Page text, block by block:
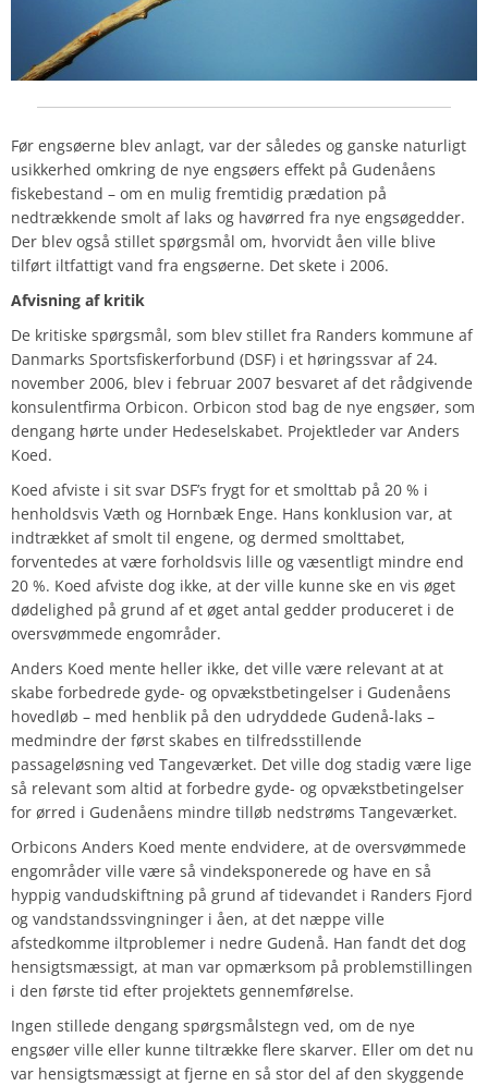
Før engsøerne blev anlagt, var der således og ganske naturligt
usikkerhed omkring de nye engsøers effekt på Gudenåens
fiskebestand – om en mulig fremtidig prædation på
nedtrækkende smolt af laks og havørred fra nye engsøgedder.
Der blev også stillet spørgsmål om, hvorvidt åen ville blive
tilført iltfattigt vand fra engsøerne. Det skete i 2006.
Afvisning af kritik
De kritiske spørgsmål, som blev stillet fra Randers kommune af
Danmarks Sportsfiskerforbund (DSF) i et høringssvar af 24.
november 2006, blev i februar 2007 besvaret af det rådgivende
konsulentfirma Orbicon. Orbicon stod bag de nye engsøer, som
dengang hørte under Hedeselskabet. Projektleder var Anders
Koed.
Koed afviste i sit svar DSF’s frygt for et smolttab på 20 % i
henholdsvis Væth og Hornbæk Enge. Hans konklusion var, at
indtrækket af smolt til engene, og dermed smolttabet,
forventedes at være forholdsvis lille og væsentligt mindre end
20 %. Koed afviste dog ikke, at der ville kunne ske en vis øget
dødelighed på grund af et øget antal gedder produceret i de
oversvømmede engområder.
Anders Koed mente heller ikke, det ville være relevant at at
skabe forbedrede gyde- og opvækstbetingelser i Gudenåens
hovedløb – med henblik på den udryddede Gudenå-laks –
medmindre der først skabes en tilfredsstillende
passageløsning ved Tangeværket. Det ville dog stadig være lige
så relevant som altid at forbedre gyde- og opvækstbetingelser
for ørred i Gudenåens mindre tilløb nedstrøms Tangeværket.
Orbicons Anders Koed mente endvidere, at de oversvømmede
engområder ville være så vindeksponerede og have en så
hyppig vandudskiftning på grund af tidevandet i Randers Fjord
og vandstandssvingninger i åen, at det næppe ville
afstedkomme iltproblemer i nedre Gudenå. Han fandt det dog
hensigtsmæssigt, at man var opmærksom på problemstillingen
i den første tid efter projektets gennemførelse.
Ingen stillede dengang spørgsmålstegn ved, om de nye
engsøer ville eller kunne tiltrække flere skarver. Eller om det nu
var hensigtsmæssigt at fjerne en så stor del af den skyggende